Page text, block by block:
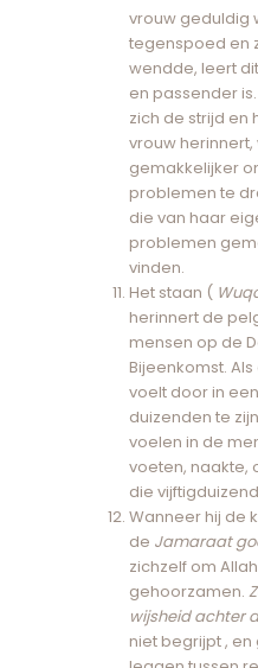
vrouw geduldig
tegenspoed en
wendde, leert
en passender
zich de strijd en
vrouw
gemakkelijker
problemen te
die van haar
problemen
vinden.
Het staan ​​(
herinnert de
mensen op de
Bijeenkomst.
voelt door in
duizenden te
voelen in de
voeten, naakte,
die
Wanneer hij de
de Jamaraat
zichzelf om
gehoorzamen.
wijsheid achter
niet begrijpt ,